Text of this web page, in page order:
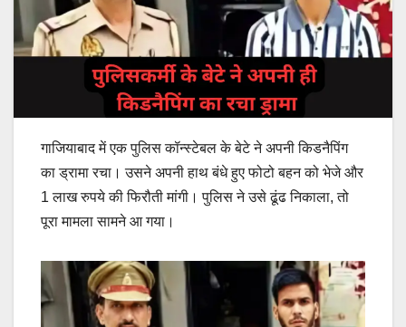
गाजियाबाद में एक पुलिस कॉन्स्टेबल के बेटे ने अपनी किडनैपिंग
का ड्रामा रचा। उसने अपनी हाथ बंधे हुए फोटो बहन को भेजे और
1 लाख रुपये की फिरौती मांगी। पुलिस ने उसे ढूंढ निकाला, तो
पूरा मामला सामने आ गया।